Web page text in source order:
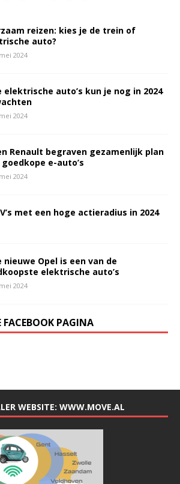
reizen: kies je de trein of
auto?
2024
elektrische auto’s kun je nog in 2024
2024
Renault begraven gezamenlijk plan
e-auto’s
2024
met een hoge actieradius in 2024
nieuwe Opel is een van de
elektrische auto’s
2024
FACEBOOK PAGINA
WEBSITE: WWW.MOVE.AL